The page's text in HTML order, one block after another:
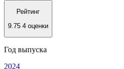
Рейтинг
9.75 4 оценки
Год выпуска
2024